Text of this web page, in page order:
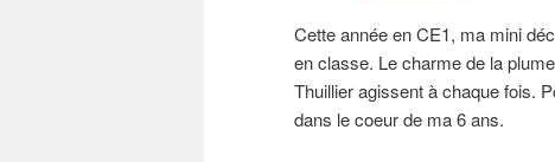
Cette année en CE1, ma mini
en classe. Le charme de la
Thuillier agissent à chaque fois.
dans le coeur de ma 6 ans.